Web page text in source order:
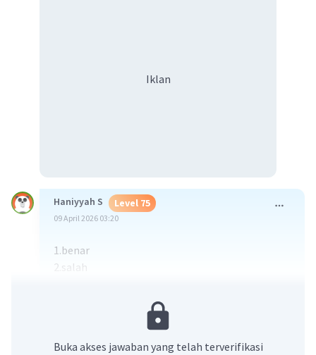
Iklan
Haniyyah S Level 75
09 April 2026 03:20
1.benar
2.salah
Buka akses jawaban yang telah terverifikasi